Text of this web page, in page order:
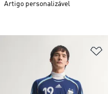
Artigo personalizável